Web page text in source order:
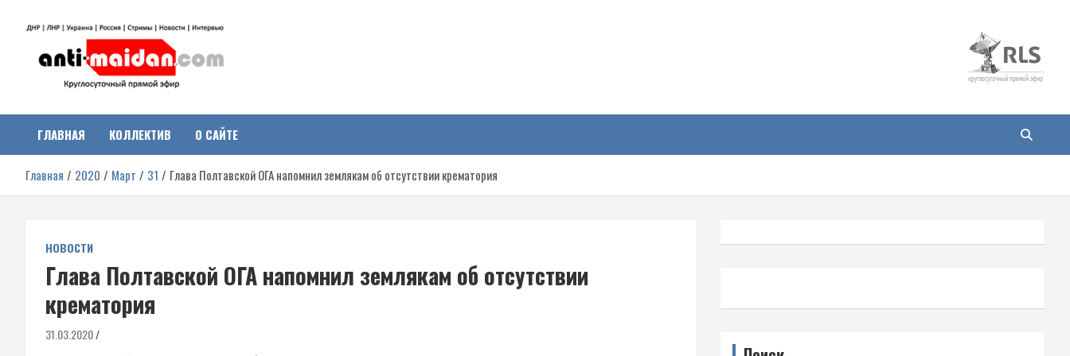
Антимайдан:
Гражданская война на
Украине
о гражданской войне на Украине, включая события в Новороссии,
ДНР, ЛНР и других регионах.
ГЛАВНАЯ КОЛЛЕКТИВ О САЙТЕ
Главная 2020 Март 31 Глава Полтавской ОГА напомнил землякам об отсутствии крематория
НОВОСТИ
Глава Полтавской ОГА напомнил землякам об отсутствии
крематория
31.03.2020